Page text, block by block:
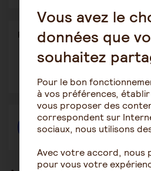
Partager l'articlePartager
ce
contenu
une
autre
fenêtre
Ouvrir
une
autre
fenêtre
Créer une discussion à
Vous avez le
données que
souhaitez
Pour le bon
à vos préférences,
vous proposer des
correspondent sur
sociaux, nous utilisons
Avec votre accord, nous
pour vous votre